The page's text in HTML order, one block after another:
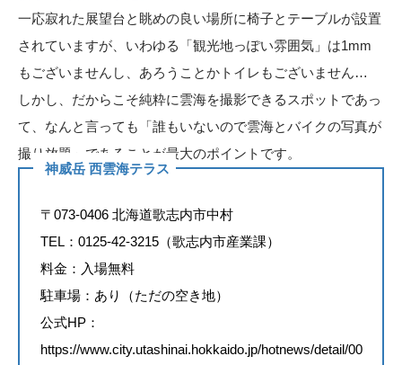
一応寂れた展望台と眺めの良い場所に椅子とテーブルが設置
されていますが、いわゆる「観光地っぽい雰囲気」は1mm
もございませんし、あろうことかトイレもございません…
しかし、だからこそ純粋に雲海を撮影できるスポットであっ
て、なんと言っても「誰もいないので雲海とバイクの写真が
撮り放題」であることが最大のポイントです。
神威岳 西雲海テラス
〒073-0406 北海道歌志内市中村
TEL：0125-42-3215（歌志内市産業課）
料金：入場無料
駐車場：あり（ただの空き地）
公式HP：
https://www.city.utashinai.hokkaido.jp/hotnews/detail/00